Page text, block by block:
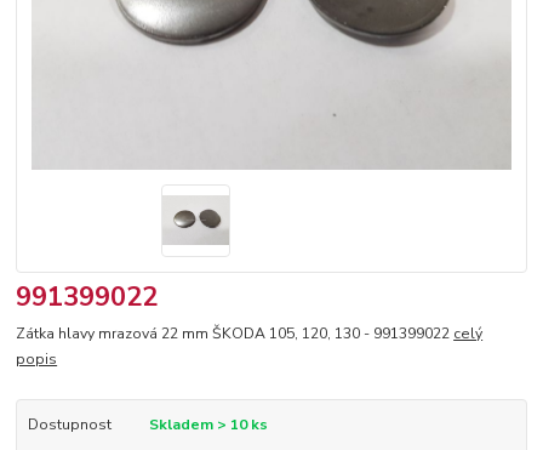
991399022
Zátka hlavy mrazová 22 mm ŠKODA 105, 120, 130 - 991399022 celý
popis
Dostupnost
Skladem > 10 ks